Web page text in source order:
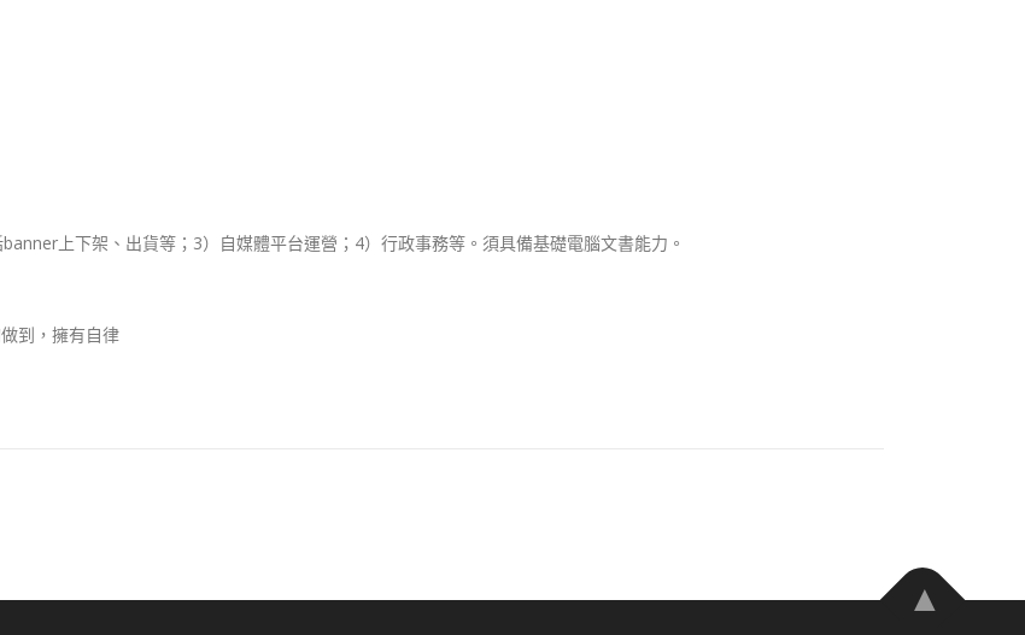
上下架、出貨等；3）自媒體平台運營；4）行政事務等。須具備基礎電腦文書能力。
到，擁有自律